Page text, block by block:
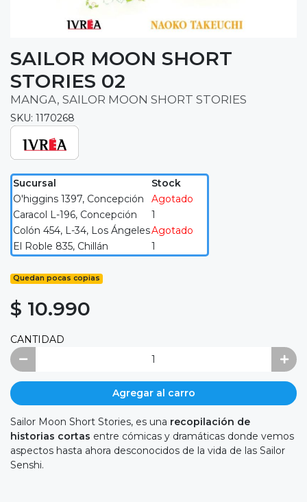
SAILOR MOON SHORT
STORIES 02
MANGA, SAILOR MOON SHORT STORIES
SKU: 1170268
Sucursal
Stock
O'higgins 1397, Concepción
Agotado
Caracol L-196, Concepción
1
Colón 454, L-34, Los ÁngelesAgotado
El Roble 835, Chillán
1
Quedan pocas copias
$ 10.990
CANTIDAD
Agregar al carro
Sailor Moon Short Stories, es una recopilación de
historias cortas entre cómicas y dramáticas donde vemos
aspectos hasta ahora desconocidos de la vida de las Sailor
Senshi.